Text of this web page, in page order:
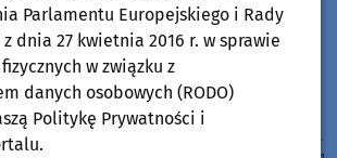
sukcesy zawodniczek
Żeglarskiego. Klara Sobczak
a Basia Gmurek trzecia w
wynik"
Parlamentu Europejskiego i Rady
z dnia 27 kwietnia 2016 r. w sprawie
w związku z
danych osobowych (RODO)
Politykę Prywatności i